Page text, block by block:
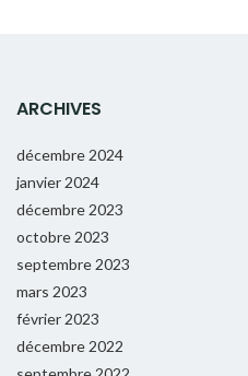
ARCHIVES
décembre 2024
janvier 2024
décembre 2023
octobre 2023
septembre 2023
mars 2023
février 2023
décembre 2022